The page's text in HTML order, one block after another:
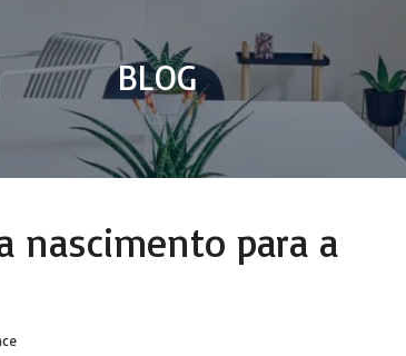
BLOG
nascimento para a